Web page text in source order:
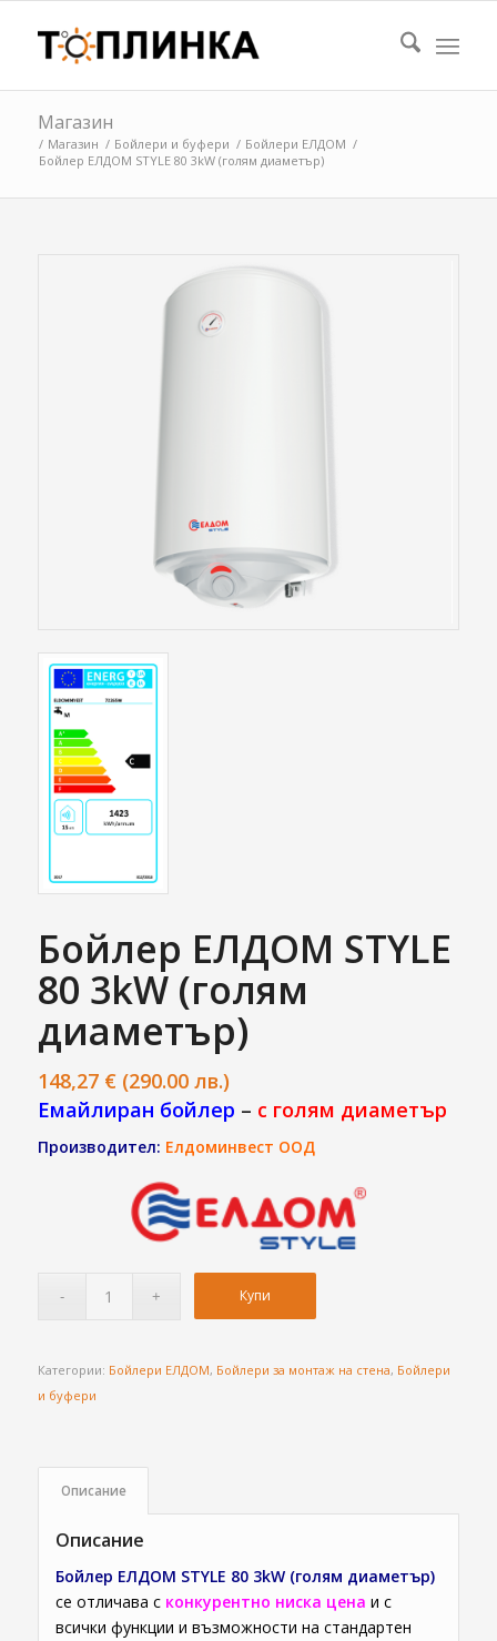
Магазин
/ Магазин / Бойлери и буфери / Бойлери ЕЛДОМ /
Бойлер ЕЛДОМ STYLE 80 3kW (голям диаметър)
Бойлер ЕЛДОМ STYLE
80 3kW (голям
диаметър)
148,27 € (290.00 лв.)
Емайлиран бойлер – с голям диаметър
Производител: Елдоминвест ООД
Купи
Категории: Бойлери ЕЛДОМ, Бойлери за монтаж на стена, Бойлери
и буфери
Описание
Описание
Бойлер ЕЛДОМ STYLE 80 3kW (голям диаметър)
се отличава сконкурентно ниска цена и с
всички функции и възможности на стандартен